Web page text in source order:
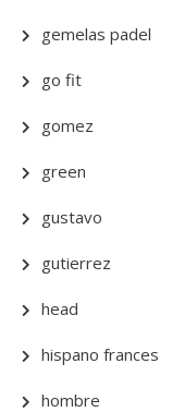
gemelas padel
go fit
gomez
green
gustavo
gutierrez
head
hispano frances
hombre